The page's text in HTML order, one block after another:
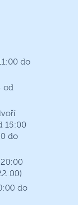
do
od
15:00
do
do